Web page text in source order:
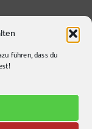
führen, dass du